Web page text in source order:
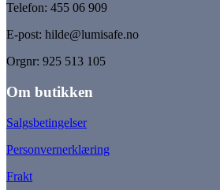
Telefon: 455 06 909
E-post: hilde@lumisafe.no
Orgnr: 925 513 105
Om butikken
Salgsbetingelser
Personvernerklæring
Frakt